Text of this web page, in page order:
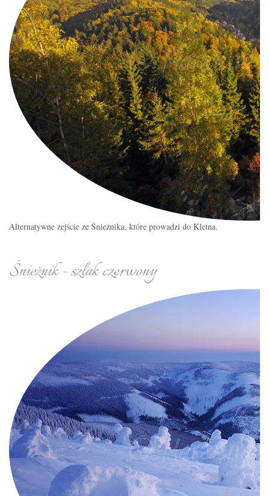
Alternatywne zejście ze Śnieżnika, które prowadzi do Kletna.
Śnieżnik - szlak czerwony